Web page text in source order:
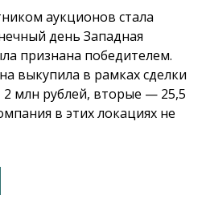
аукционов стала
день Западная
признана победителем.
выкупила в рамках сделки
2 млн рублей, вторые — 25,5
в этих локациях не